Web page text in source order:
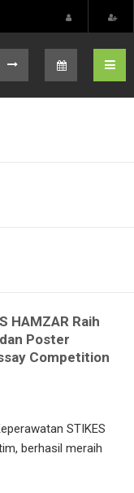
HAMZAR Raih
Poster
Competition
STIKES
berhasil meraih